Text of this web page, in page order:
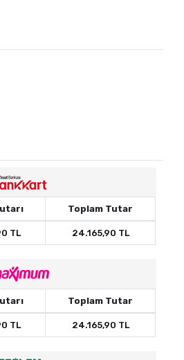
Toplam Tutar
TL 24.165,90 TL
Toplam Tutar
TL 24.165,90 TL